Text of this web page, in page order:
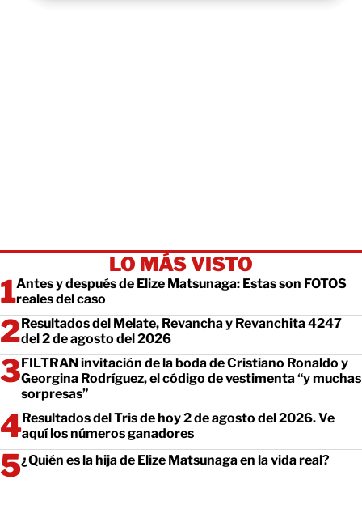
LO MÁS VISTO
Antes y después de Elize Matsunaga: Estas son FOTOS
reales del caso
Resultados del Melate, Revancha y Revanchita 4247
del 2 de agosto del 2026
FILTRAN invitación de la boda de Cristiano Ronaldo y
Georgina Rodríguez, el código de vestimenta “y muchas
sorpresas”
Resultados del Tris de hoy 2 de agosto del 2026. Ve
aquí los números ganadores
¿Quién es la hija de Elize Matsunaga en la vida real?